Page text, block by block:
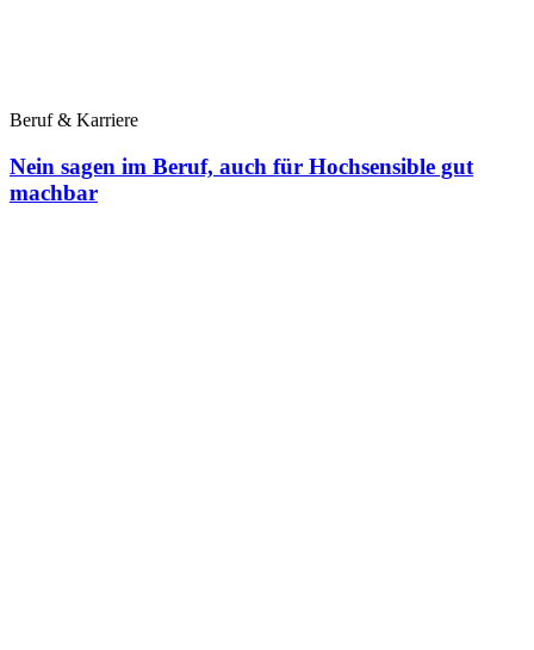
Beruf & Karriere
Nein sagen im Beruf, auch für Hochsensible gut
machbar